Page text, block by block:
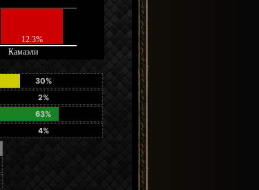
30%
2%
63%
4%